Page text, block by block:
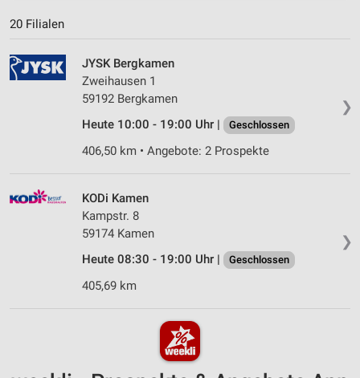
20 Filialen
❯
JYSK Bergkamen
Zweihausen 1
59192 Bergkamen
Heute 10:00 - 19:00 Uhr |
Geschlossen
406,50 km • Angebote: 2 Prospekte
❯
KODi Kamen
Kampstr. 8
59174 Kamen
Heute 08:30 - 19:00 Uhr |
Geschlossen
405,69 km